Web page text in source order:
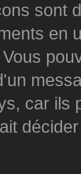
sont
en
car ils